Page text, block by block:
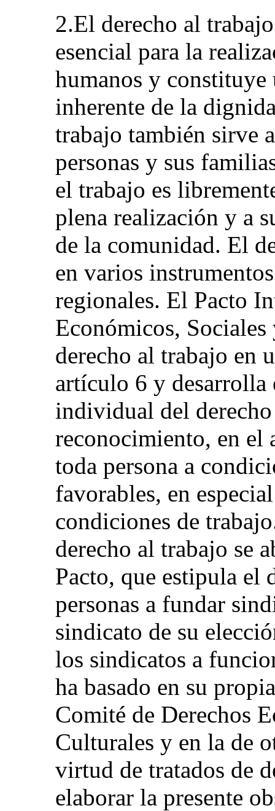
2.El derecho al
esencial para la
humanos y
inherente de la
trabajo también sirve
personas y sus
el trabajo es
plena realización y a
de la comunidad. El
en varios
regionales. El Pacto
Económicos,
derecho al trabajo en
artículo 6 y
individual del
reconocimiento, en el
toda persona a
favorables, en
condiciones de
derecho al trabajo se
Pacto, que estipula el
personas a fundar
sindicato de su
los sindicatos a
ha basado en su
Comité de Derechos
Culturales y en la de
virtud de tratados de
elaborar la presente